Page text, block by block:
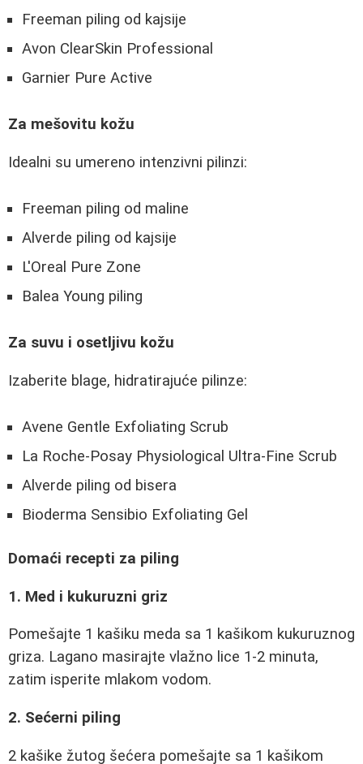
Freeman piling od kajsije
Avon ClearSkin Professional
Garnier Pure Active
Za mešovitu kožu
Idealni su umereno intenzivni pilinzi:
Freeman piling od maline
Alverde piling od kajsije
L'Oreal Pure Zone
Balea Young piling
Za suvu i osetljivu kožu
Izaberite blage, hidratirajuće pilinze:
Avene Gentle Exfoliating Scrub
La Roche-Posay Physiological Ultra-Fine Scrub
Alverde piling od bisera
Bioderma Sensibio Exfoliating Gel
Domaći recepti za piling
1. Med i kukuruzni griz
Pomešajte 1 kašiku meda sa 1 kašikom kukuruznog
griza. Lagano masirajte vlažno lice 1-2 minuta,
zatim isperite mlakom vodom.
2. Sećerni piling
2 kašike žutog šećera pomešajte sa 1 kašikom